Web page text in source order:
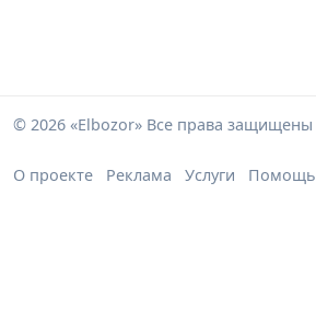
© 2026 «Elbozor» Все права защищены
О проекте Реклама Услуги Помощь